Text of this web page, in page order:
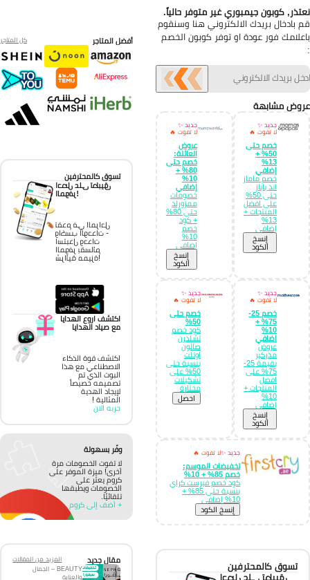
كوبون جيمبوري غير متوفر حالياً.
بادخال بريدك الالكتروني هنا وسنقوم
فور عودة او توفر كوبون الخصم
مشابهة
جديد ✨
لا تفوت 🔥
خصم حتى
50% +
13%
إضافي
خصم ماماز
اند باباز
حتى 50%
على افضل
المنتجات +
13%
إضافي
إِنسخ
الكود
جديد ✨
لا تفوت 🔥
عروض
العائلة:
خصم حتى
80% +
10%
إضافي
خصومات
ممزورلد
حتى 80%
+ كود
خصم
10%
إضافي
إِنسخ
الكود
جديد ✨
لا تفوت 🔥
خصم 25-
75% +
10%
إضافي
عروض
مذركير
بقيمة 25-
75% على
افضل
المنتجات +
10%
إضافي
إِنسخ
الكود
جديد ✨
لا تفوت 🔥
خصم حتى
50%
كود خصم
تشلدرن
صالون
اوتلت
بنسبة حتى
50% على
تشكيلات
مختارة
احصل
جديد ✨لا تفوت 🔥
تخفيضات الموسم:
خصم 85% + 10%
كود خصم فيرست كراي
بنسبة حتى 85% +
10% إضافي
إِنسخ الكود
تسوق كالمحترفين
أفضل المتاجر كل المتاجر
تسوق كالمحترفين
احصل على تطبيق
الموفر!
تقدم في المراحل
واكسب الوحدات -
استبدل وحدات
الموفر بقسائم
شرائية مميزة!
اكتشف اروع الهدايا
مع صياد الهدايا
اكتشف قوة الذكاء
الاصطناعي مع هذا
البوت الذي تم
تصميمه خصيصاً
لإيجاد الهدية
المثالية !
جربه الان
وفّر بسهولة
لا تفوت الخصومات مرة
أخرى! ميزة الموفر على
كروم يعثر على
الخصومات ويطبقها
تلقائيًا.
+ أضف إلى كروم
مقال جديد
المزيد من المقالات
BEAUTY – الجمال
والعناية